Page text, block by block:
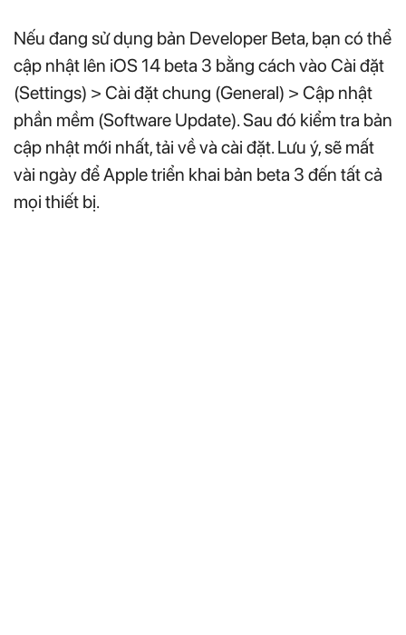
Nếu đang sử dụng bản Developer Beta, bạn có thể
cập nhật lên iOS 14 beta 3 bằng cách vào Cài đặt
(Settings) > Cài đặt chung (General) > Cập nhật
phần mềm (Software Update). Sau đó kiểm tra bản
cập nhật mới nhất, tải về và cài đặt. Lưu ý, sẽ mất
vài ngày để Apple triển khai bản beta 3 đến tất cả
mọi thiết bị.